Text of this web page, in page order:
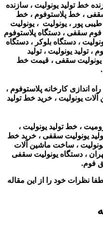
خط تولید یونولیت ، سازنده
، خط پلاستوفوم ، خط
پور ، یونولیت ، یونولیت
سقفی ، دستگاه پلاستوفوم
، دستگاه بلوکر ، دستگاه
تولید یونولیت ، تولید
یونولیت سقفی ، قیمت خط
اندازی کارخانه پلاستوفوم ،
یونولیت‌ ، خرید خط تولید
، خط تولید یونولیت ،
یونولیت سقفی ، خرید خط
، ساخت ماشین آلات
، دستگاه یونولیت سقفی
فوم.
نظرات خود را از این مقاله